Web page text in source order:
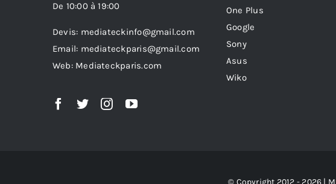
De 10:00 à 19:00
Devis: mediateckinfo@gmail.com
Email: mediateckparis@gmail.com
Web: Mediateckparis.com
One Plus
Google
Sony
Asus
Wiko